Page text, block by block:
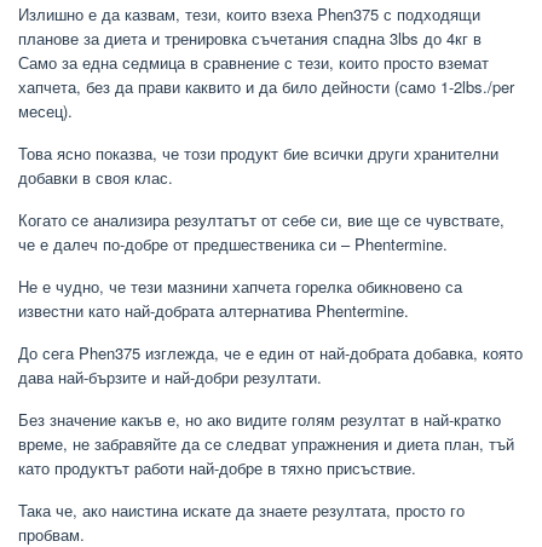
Излишно е да казвам, тези, които взеха Phen375 с подходящи
планове за диета и тренировка съчетания спадна 3lbs до 4кг в
Само за една седмица в сравнение с тези, които просто вземат
хапчета, без да прави каквито и да било дейности (само 1-2lbs./per
месец).
Това ясно показва, че този продукт бие всички други хранителни
добавки в своя клас.
Когато се анализира резултатът от себе си, вие ще се чувствате,
че е далеч по-добре от предшественика си – Phentermine.
Не е чудно, че тези мазнини хапчета горелка обикновено са
известни като най-добрата алтернатива Phentermine.
До сега Phen375 изглежда, че е един от най-добрата добавка, която
дава най-бързите и най-добри резултати.
Без значение какъв е, но ако видите голям резултат в най-кратко
време, не забравяйте да се следват упражнения и диета план, тъй
като продуктът работи най-добре в тяхно присъствие.
Така че, ако наистина искате да знаете резултата, просто го
пробвам.